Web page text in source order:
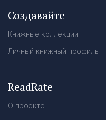
Создавайте
Книжные коллекции
Личный книжный профиль
ReadRate
О проекте